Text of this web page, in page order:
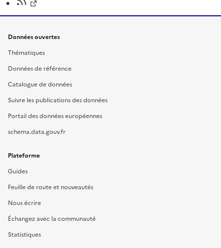
Données ouvertes
Thématiques
Données de référence
Catalogue de données
Suivre les publications des données
Portail des données européennes
schema.data.gouv.fr
Plateforme
Guides
Feuille de route et nouveautés
Nous écrire
Échangez avec la communauté
Statistiques